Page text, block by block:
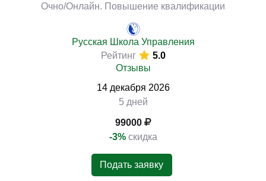
Очно/Онлайн. Повышение квалификации
Русская Школа Управления
Рейтинг
5.0
Отзывы
14 декабря 2026
5 дней
99000
-3% скидка
Подать заявку